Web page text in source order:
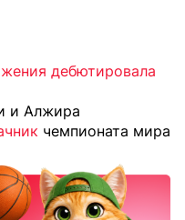
дебютировала
и Алжира
чемпионата мира